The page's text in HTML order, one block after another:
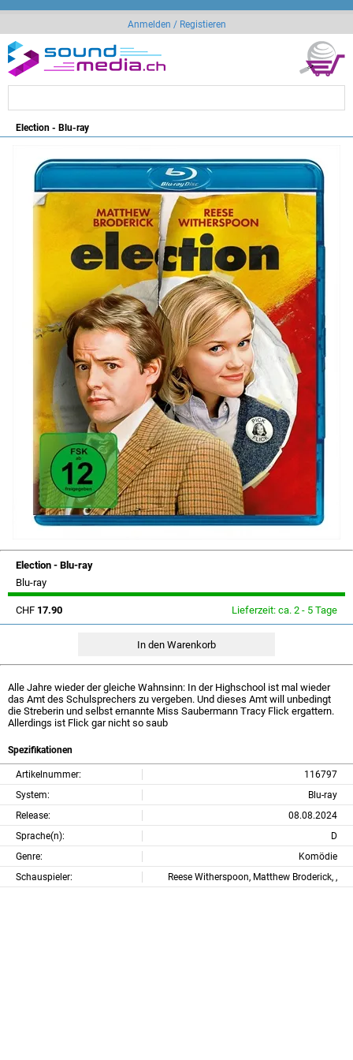
Anmelden / Registieren
Election - Blu-ray
Election - Blu-ray
Blu-ray
CHF 17.90 Lieferzeit: ca. 2 - 5 Tage
Alle Jahre wieder der gleiche Wahnsinn: In der Highschool ist mal wieder
das Amt des Schulsprechers zu vergeben. Und dieses Amt will unbedingt
die Streberin und selbst ernannte Miss Saubermann Tracy Flick ergattern.
Allerdings ist Flick gar nicht so saub
Spezifikationen
Artikelnummer:
116797
System:
Blu-ray
Release:
08.08.2024
Sprache(n):
D
Genre:
Komödie
Schauspieler:
Reese Witherspoon, Matthew Broderick, ,